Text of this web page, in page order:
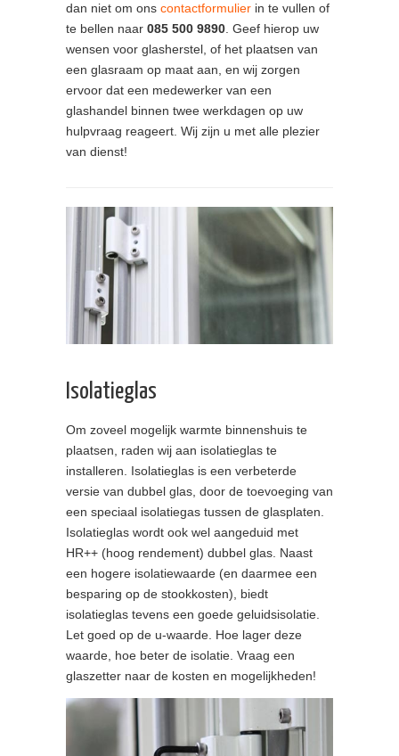
dan niet om ons contactformulier in te vullen of
te bellen naar 085 500 9890. Geef hierop uw
wensen voor glasherstel, of het plaatsen van
een glasraam op maat aan, en wij zorgen
ervoor dat een medewerker van een
glashandel binnen twee werkdagen op uw
hulpvraag reageert. Wij zijn u met alle plezier
van dienst!
Isolatieglas
Om zoveel mogelijk warmte binnenshuis te
plaatsen, raden wij aan isolatieglas te
installeren. Isolatieglas is een verbeterde
versie van dubbel glas, door de toevoeging van
een speciaal isolatiegas tussen de glasplaten.
Isolatieglas wordt ook wel aangeduid met
HR++ (hoog rendement) dubbel glas. Naast
een hogere isolatiewaarde (en daarmee een
besparing op de stookkosten), biedt
isolatieglas tevens een goede geluidsisolatie.
Let goed op de u-waarde. Hoe lager deze
waarde, hoe beter de isolatie. Vraag een
glaszetter naar de kosten en mogelijkheden!